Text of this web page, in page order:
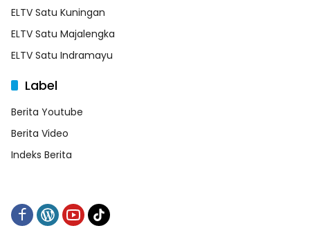
ELTV Satu Kuningan
ELTV Satu Majalengka
ELTV Satu Indramayu
Label
Berita Youtube
Berita Video
Indeks Berita